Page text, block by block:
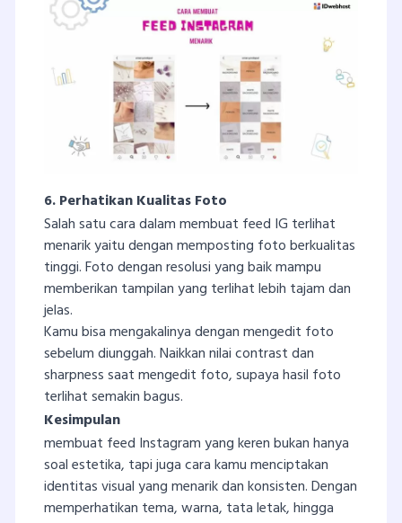
6. Perhatikan Kualitas Foto
Salah satu cara dalam membuat feed IG terlihat
menarik yaitu dengan memposting foto berkualitas
tinggi. Foto dengan resolusi yang baik mampu
memberikan tampilan yang terlihat lebih tajam dan
jelas.
Kamu bisa mengakalinya dengan mengedit foto
sebelum diunggah. Naikkan nilai contrast dan
sharpness saat mengedit foto, supaya hasil foto
terlihat semakin bagus.
Kesimpulan
membuat feed Instagram yang keren bukan hanya
soal estetika, tapi juga cara kamu menciptakan
identitas visual yang menarik dan konsisten. Dengan
memperhatikan tema, warna, tata letak, hingga